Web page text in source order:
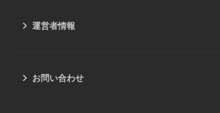
運営者情報
お問い合わせ